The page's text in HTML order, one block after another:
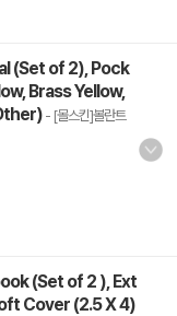
(Set of 2), Pock
Brass Yellow,
- [몰스킨]볼란트
(Set of 2 ), Ext
Cover (2.5 X 4)